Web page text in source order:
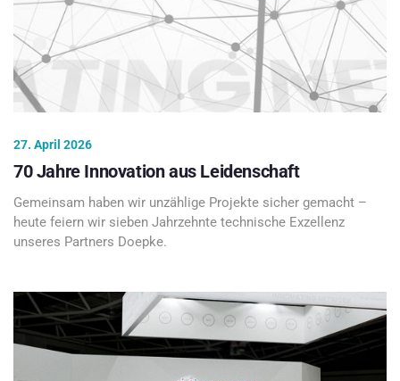
27. April 2026
70 Jahre Innovation aus Leidenschaft
Gemeinsam haben wir unzählige Projekte sicher gemacht –
heute feiern wir sieben Jahrzehnte technische Exzellenz
unseres Partners Doepke.